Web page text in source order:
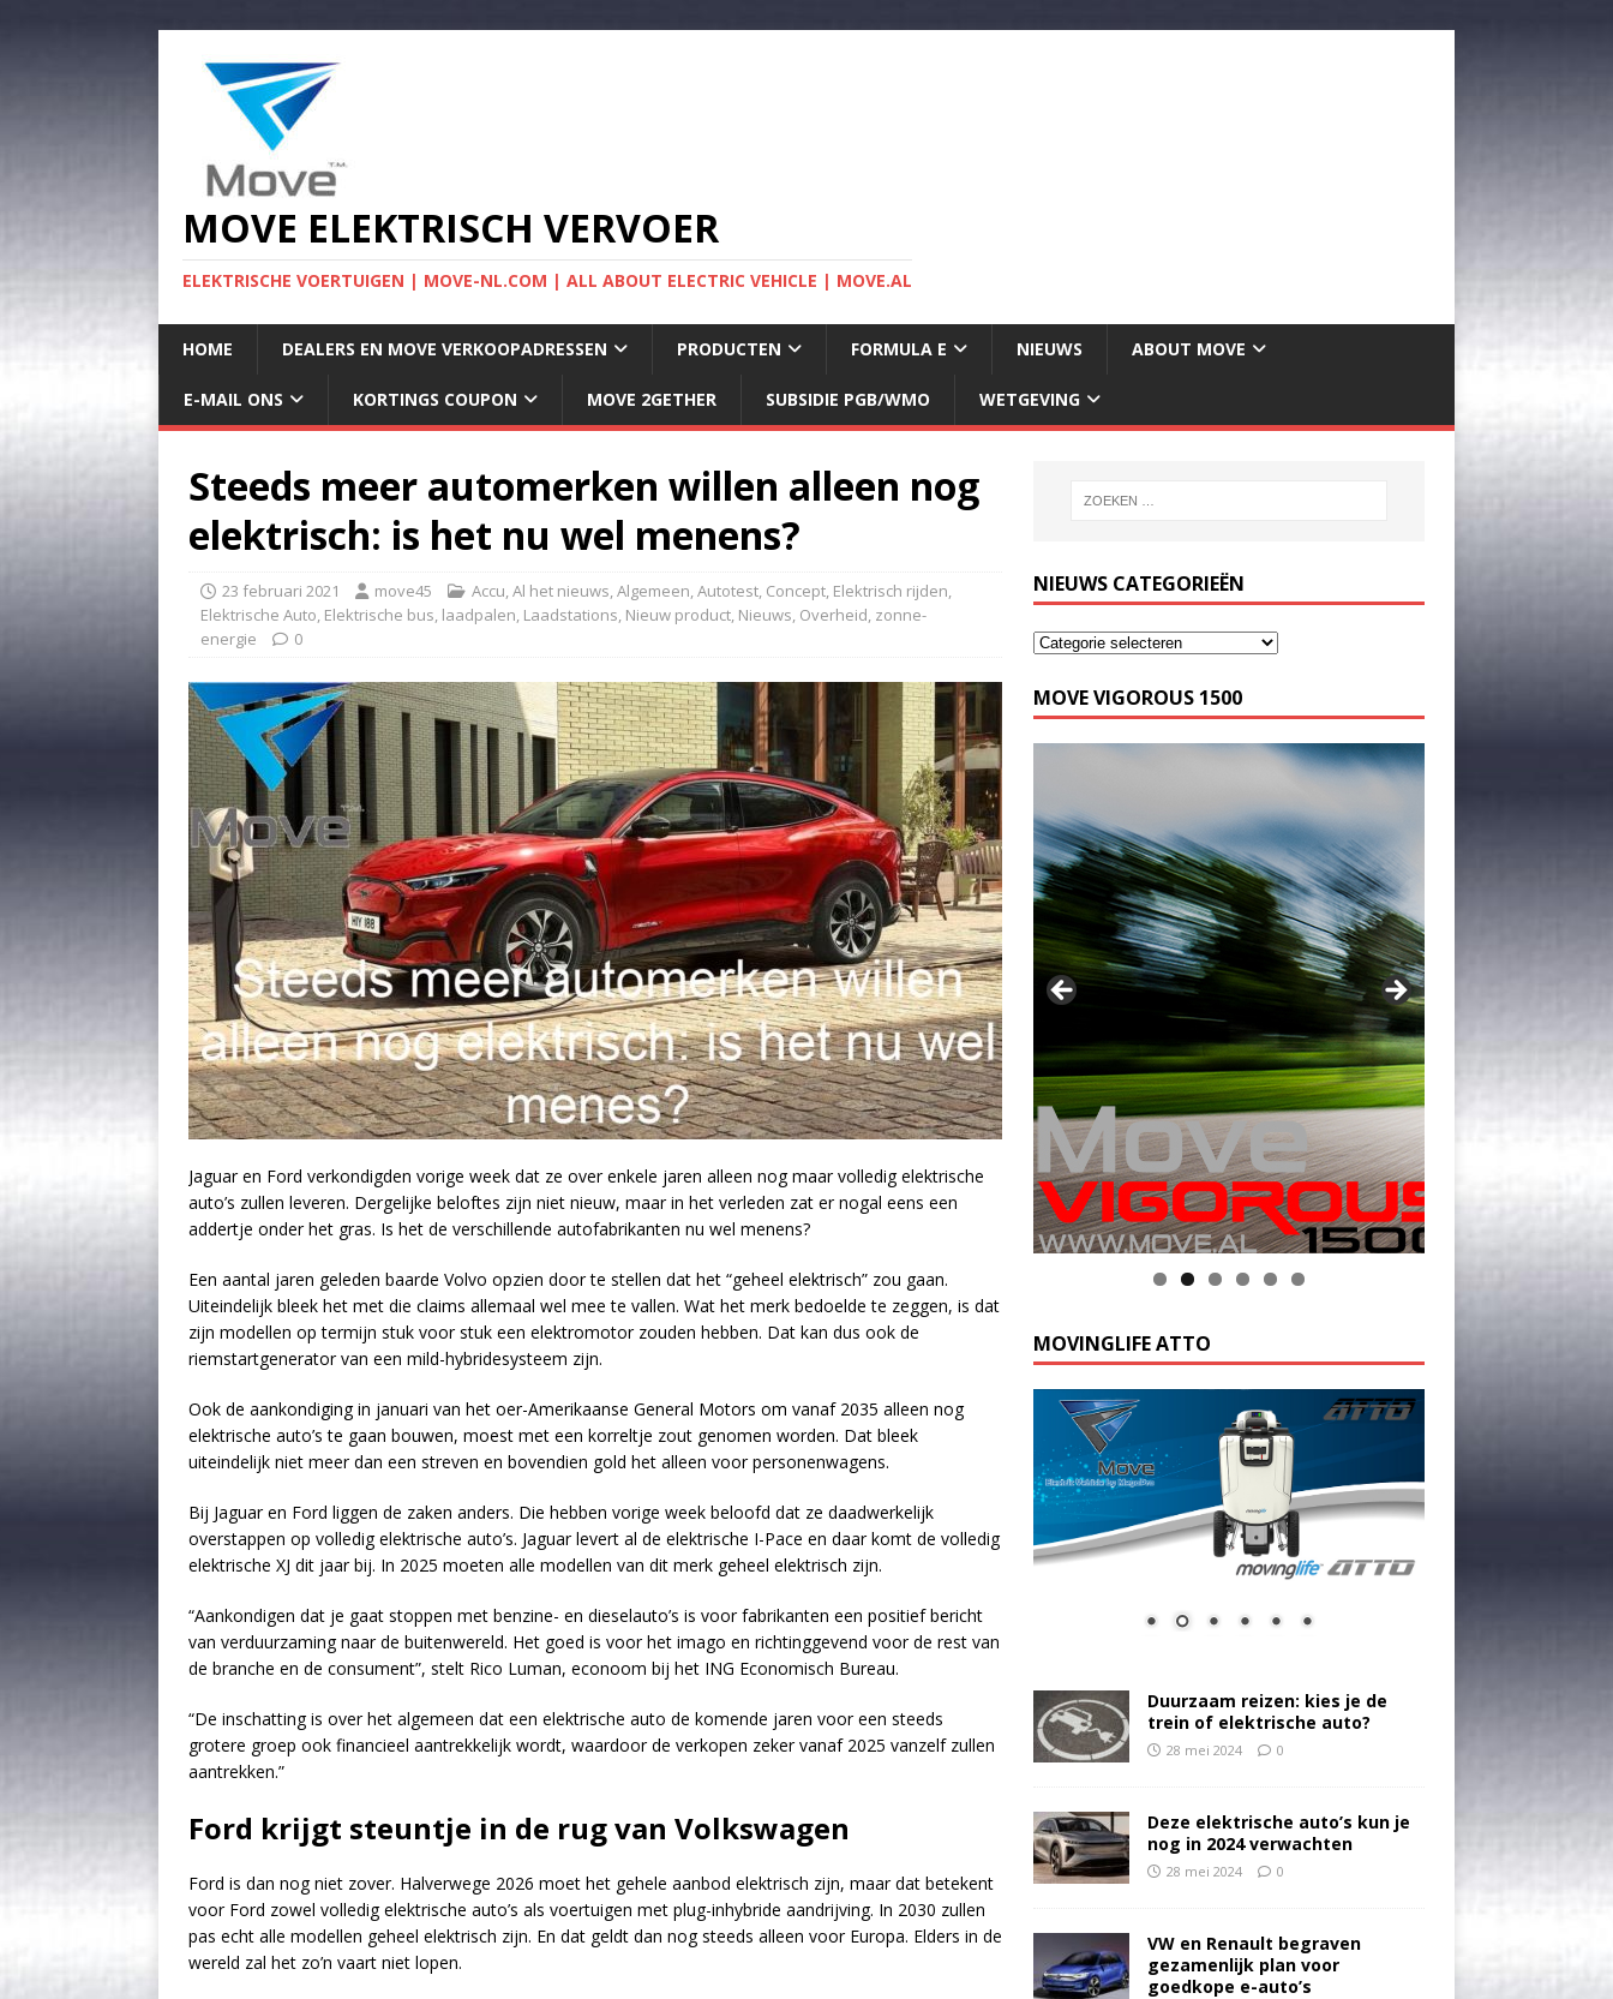
MOVE ELEKTRISCH VERVOER
ELEKTRISCHE VOERTUIGEN | MOVE-NL.COM | ALL ABOUT ELECTRIC VEHICLE | MOVE.AL
HOME DEALERS EN MOVE VERKOOPADRESSEN PRODUCTEN FORMULA E NIEUWS ABOUT MOVE
E-MAIL ONS KORTINGS COUPON MOVE 2GETHER SUBSIDIE PGB/WMO WETGEVING
Steeds meer automerken willen alleen nog
elektrisch: is het nu wel menens?
23 februari 2021 move45 Accu,Al het nieuws,Algemeen,Autotest, Concept, Elektrisch rijden,
Elektrische Auto, Elektrische bus, laadpalen, Laadstations, Nieuw product, Nieuws, Overheid, zonne-
energie
0
Jaguar en Ford verkondigden vorige week dat ze over enkele jaren alleen nog maar volledig elektrische
auto’s zullen leveren. Dergelijke beloftes zijn niet nieuw, maar in het verleden zat er nogal eens een
addertje onder het gras. Is het de verschillende autofabrikanten nu wel menens?
Een aantal jaren geleden baarde Volvo opzien door te stellen dat het “geheel elektrisch” zou gaan.
Uiteindelijk bleek het met die claims allemaal wel mee te vallen. Wat het merk bedoelde te zeggen, is dat
zijn modellen op termijn stuk voor stuk een elektromotor zouden hebben. Dat kan dus ook de
riemstartgenerator van een mild-hybridesysteem zijn.
Ook de aankondiging in januari van het oer-Amerikaanse General Motors om vanaf 2035 alleen nog
elektrische auto’s te gaan bouwen, moest met een korreltje zout genomen worden. Dat bleek
uiteindelijk niet meer dan een streven en bovendien gold het alleen voor personenwagens.
Bij Jaguar en Ford liggen de zaken anders. Die hebben vorige week beloofd dat ze daadwerkelijk
overstappen op volledig elektrische auto’s. Jaguar levert al de elektrische I-Pace en daar komt de volledig
elektrische XJ dit jaar bij. In 2025 moeten alle modellen van dit merk geheel elektrisch zijn.
“Aankondigen dat je gaat stoppen met benzine- en dieselauto’s is voor fabrikanten een positief bericht
van verduurzaming naar de buitenwereld. Het goed is voor het imago en richtinggevend voor de rest van
de branche en de consument”, stelt Rico Luman, econoom bij het ING Economisch Bureau.
“De inschatting is over het algemeen dat een elektrische auto de komende jaren voor een steeds
grotere groep ook financieel aantrekkelijk wordt, waardoor de verkopen zeker vanaf 2025 vanzelf zullen
aantrekken.”
Ford krijgt steuntje in de rug van Volkswagen
Ford is dan nog niet zover. Halverwege 2026 moet het gehele aanbod elektrisch zijn, maar dat betekent
voor Ford zowel volledig elektrische auto’s als voertuigen met plug-inhybride aandrijving. In 2030 zullen
pas echt alle modellen geheel elektrisch zijn. En dat geldt dan nog steeds alleen voor Europa. Elders in de
wereld zal het zo’n vaart niet lopen.
NIEUWS CATEGORIEËN
MOVE VIGOROUS 1500
MOVINGLIFE ATTO
Duurzaam reizen: kies je de
trein of elektrische auto?
28 mei 2024 0
Deze elektrische auto’s kun je
nog in 2024 verwachten
28 mei 2024 0
VW en Renault begraven
gezamenlijk plan voor
goedkope e-auto’s